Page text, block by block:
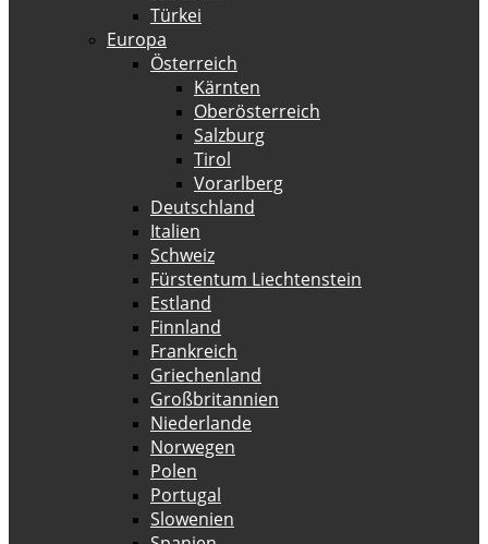
Türkei
Europa
Österreich
Kärnten
Oberösterreich
Salzburg
Tirol
Vorarlberg
Deutschland
Italien
Schweiz
Fürstentum Liechtenstein
Estland
Finnland
Frankreich
Griechenland
Großbritannien
Niederlande
Norwegen
Polen
Portugal
Slowenien